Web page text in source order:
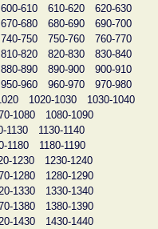
600-610 610-620
620-630
670-680 680-690
690-700
740-750 750-760
760-770
810-820 820-830
830-840
880-890 890-900
900-910
950-960 960-970
970-980
1020-1030
1030-1040
1080
1080-1090
1130
1130-1140
1180
1180-1190
1230
1230-1240
1280
1280-1290
1330
1330-1340
1380
1380-1390
1430
1430-1440